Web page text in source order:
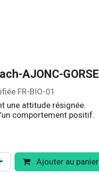
AJONC-GORSE
FR-BIO-01
une attitude résignée.
comportement positif.
Ajouter au panier